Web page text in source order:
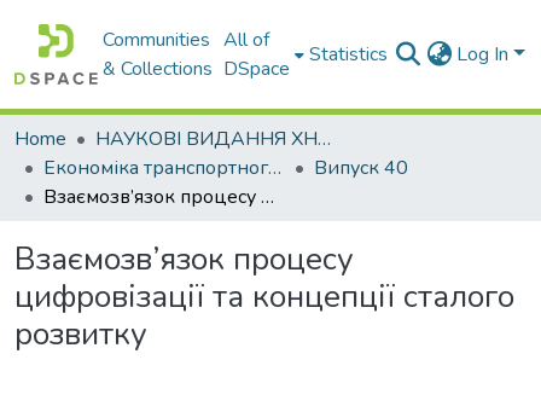
Communities
& Collections
All of
DSpace
Statistics Log In
Home
НАУКОВІ ВИДАННЯ ХНАДУ
Економіка транспортного комплексу
Випуск 40
Взаємозв’язок процесу цифровізації та концепції сталого розвитку
Взаємозв’язок процесу
цифровізації та концепції сталого
розвитку